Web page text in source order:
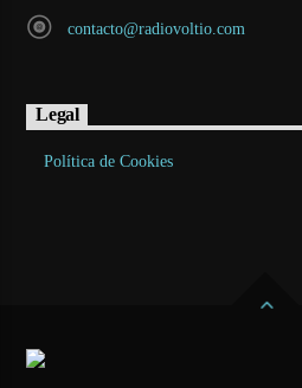
contacto@radiovoltio.com
Legal
Política de Cookies